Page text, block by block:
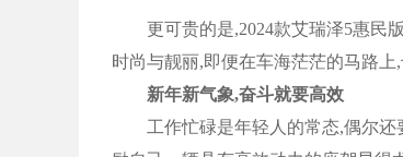
更可贵的是,2024款艾瑞泽5惠民版
时尚与靓丽,即便在车海茫茫的马路上
新年新气象,奋斗就要高效
工作忙碌是年轻人的常态,偶尔还